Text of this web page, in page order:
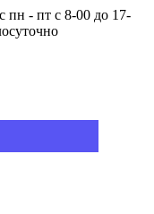
пн - пт с 8-00 до 17-